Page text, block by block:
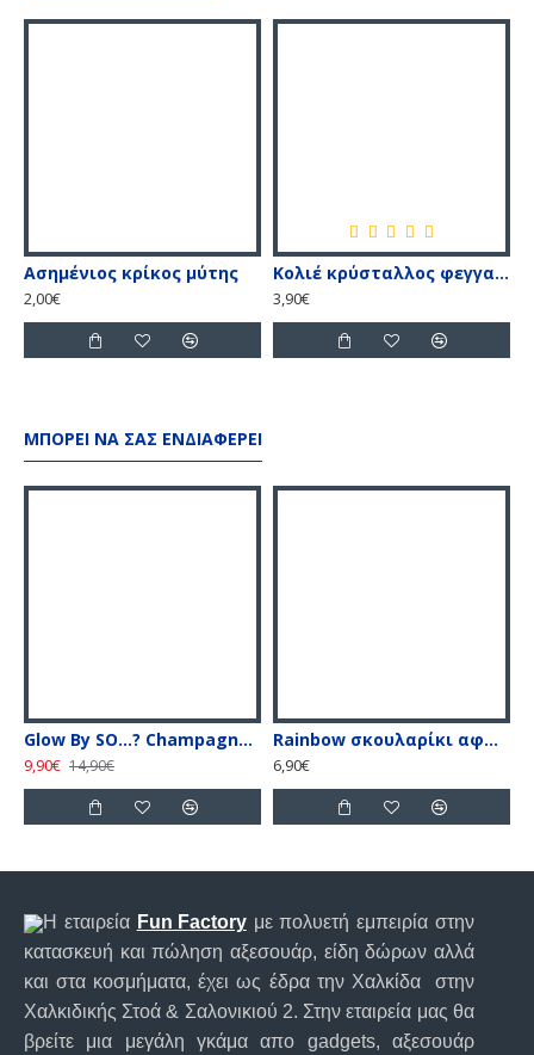
Ασημένιος κρίκος μύτης
2,00€
Κολιέ κρύσταλλος φεγγαρόπετρα
3,90€
ΜΠΟΡΕΊ ΝΑ ΣΑΣ ΕΝΔΙΑΦΈΡΕΙ
Glow By SO…? Champagne Blush Illuminating Perfume Mist, Αρωματικό Mist Σώματος με Glitter, 140ml
9,90€ 14,90€
Rainbow σκουλαρίκι αφαλού με λευκές & ιριδίζον πέτρες
6,90€
Η εταιρεία Fun Factory με πολυετή εμπειρία στην
κατασκευή και πώληση αξεσουάρ, είδη δώρων αλλά
και στα κοσμήματα, έχει ως έδρα την Χαλκίδα στην
Χαλκιδικής Στοά & Σαλονικιού 2. Στην εταιρεία μας θα
βρείτε μια μεγάλη γκάμα απο gadgets, αξεσουάρ